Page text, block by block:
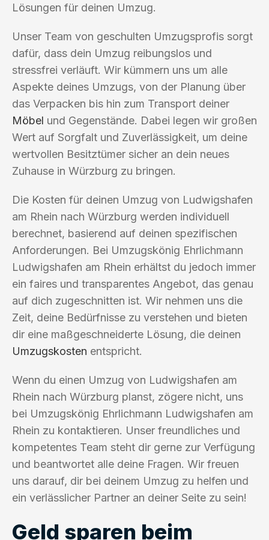
Lösungen für deinen Umzug.
Unser Team von geschulten Umzugsprofis sorgt
dafür, dass dein Umzug reibungslos und
stressfrei verläuft. Wir kümmern uns um alle
Aspekte deines Umzugs, von der Planung über
das Verpacken bis hin zum Transport deiner
Möbel und Gegenstände. Dabei legen wir großen
Wert auf Sorgfalt und Zuverlässigkeit, um deine
wertvollen Besitztümer sicher an dein neues
Zuhause in Würzburg zu bringen.
Die Kosten für deinen Umzug von Ludwigshafen
am Rhein nach Würzburg werden individuell
berechnet, basierend auf deinen spezifischen
Anforderungen. Bei Umzugskönig Ehrlichmann
Ludwigshafen am Rhein erhältst du jedoch immer
ein faires und transparentes Angebot, das genau
auf dich zugeschnitten ist. Wir nehmen uns die
Zeit, deine Bedürfnisse zu verstehen und bieten
dir eine maßgeschneiderte Lösung, die deinen
Umzugskosten entspricht.
Wenn du einen Umzug von Ludwigshafen am
Rhein nach Würzburg planst, zögere nicht, uns
bei Umzugskönig Ehrlichmann Ludwigshafen am
Rhein zu kontaktieren. Unser freundliches und
kompetentes Team steht dir gerne zur Verfügung
und beantwortet alle deine Fragen. Wir freuen
uns darauf, dir bei deinem Umzug zu helfen und
ein verlässlicher Partner an deiner Seite zu sein!
Geld sparen beim